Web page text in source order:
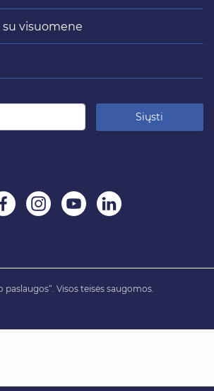
su visuomene
Siųsti
paslaugos“. Visos teisės saugomos.